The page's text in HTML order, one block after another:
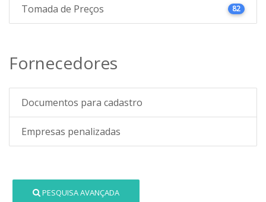
Tomada de Preços 82
Fornecedores
Documentos para cadastro
Empresas penalizadas
PESQUISA AVANÇADA